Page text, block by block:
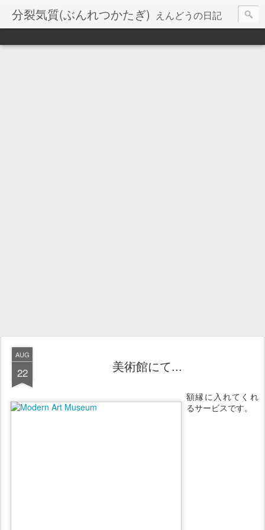
分裂気質(ぶんれつかたぎ) えんどうの日記
AUG
22 美術館にて...
額縁に入れてくれ
るサービスです。